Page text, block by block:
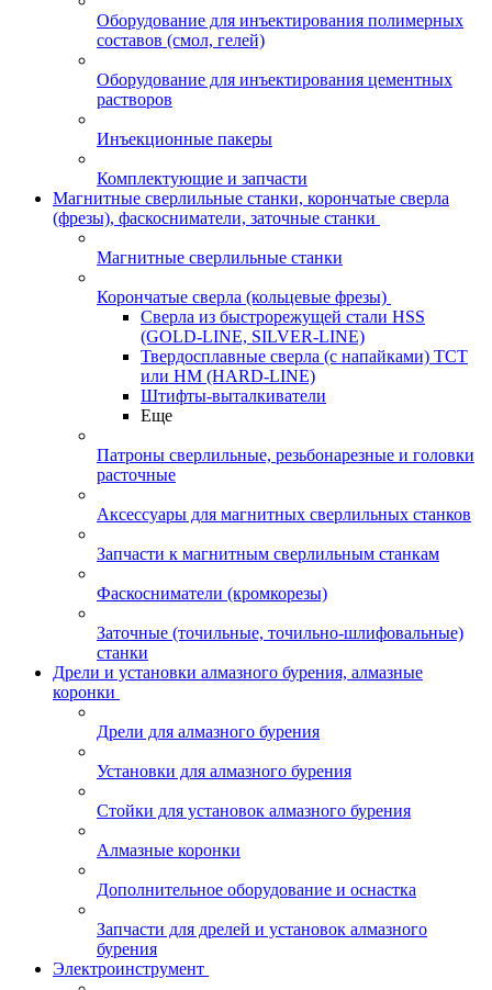
Оборудование для инъектирования полимерных
составов (смол, гелей)
Оборудование для инъектирования цементных
растворов
Инъекционные пакеры
Комплектующие и запчасти
Магнитные сверлильные станки, корончатые сверла
(фрезы), фаскосниматели, заточные станки
Магнитные сверлильные станки
Корончатые сверла (кольцевые фрезы)
Сверла из быстрорежущей стали HSS
(GOLD-LINE, SILVER-LINE)
Твердосплавные сверла (с напайками) ТСТ
или HM (HARD-LINE)
Штифты-выталкиватели
Еще
Патроны сверлильные, резьбонарезные и головки
расточные
Аксессуары для магнитных сверлильных станков
Запчасти к магнитным сверлильным станкам
Фаскосниматели (кромкорезы)
Заточные (точильные, точильно-шлифовальные)
станки
Дрели и установки алмазного бурения, алмазные
коронки
Дрели для алмазного бурения
Установки для алмазного бурения
Стойки для установок алмазного бурения
Алмазные коронки
Дополнительное оборудование и оснастка
Запчасти для дрелей и установок алмазного
бурения
Электроинструмент